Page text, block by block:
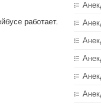
работает.